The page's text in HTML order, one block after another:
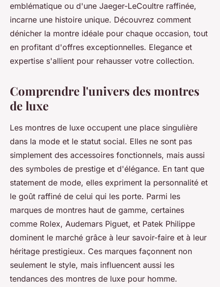
emblématique ou d'une Jaeger-LeCoultre raffinée,
incarne une histoire unique. Découvrez comment
dénicher la montre idéale pour chaque occasion, tout
en profitant d'offres exceptionnelles. Elegance et
expertise s'allient pour rehausser votre collection.
Comprendre l'univers des montres
de luxe
Les montres de luxe occupent une place singulière
dans la mode et le statut social. Elles ne sont pas
simplement des accessoires fonctionnels, mais aussi
des symboles de prestige et d'élégance. En tant que
statement de mode, elles expriment la personnalité et
le goût raffiné de celui qui les porte. Parmi les
marques de montres haut de gamme, certaines
comme Rolex, Audemars Piguet, et Patek Philippe
dominent le marché grâce à leur savoir-faire et à leur
héritage prestigieux. Ces marques façonnent non
seulement le style, mais influencent aussi les
tendances des montres de luxe pour homme.